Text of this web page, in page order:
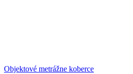
Objektové metrážne koberce